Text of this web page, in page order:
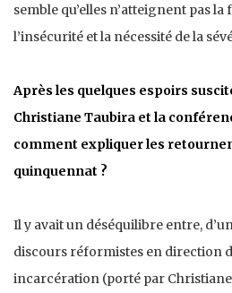
semble qu’elles n’atteignent pas
l’insécurité et la nécessité de la
Après les quelques espoirs
Christiane Taubira et la
comment expliquer les
quinquennat ?
Il y avait un déséquilibre entre,
discours réformistes en direction
incarcération (porté par